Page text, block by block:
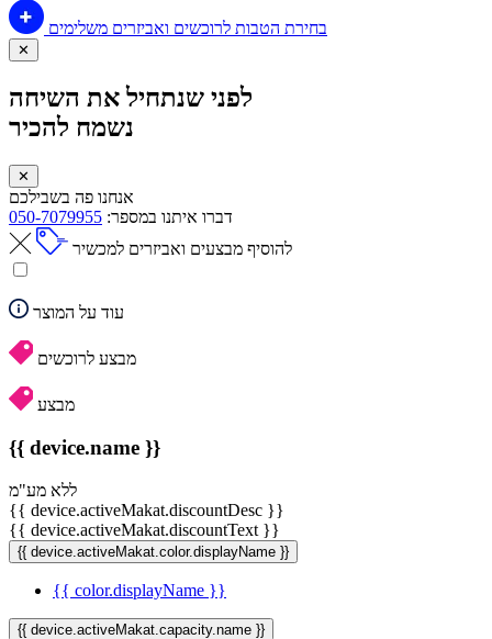
בחירת הטבות לרוכשים ואביזרים משלימים
✕
לפני שנתחיל את השיחה
נשמח להכיר
✕
אנחנו פה בשבילכם
דברו איתנו במספר: 050-7079955
להוסיף מבצעים ואביזרים למכשיר
עוד על המוצר
מבצע לרוכשים
מבצע
{{ device.name }}
ללא מע"מ
{{ device.activeMakat.discountDesc }}
{{ device.activeMakat.discountText }}
{{ device.activeMakat.color.displayName }}
{{ color.displayName }}
{{ device.activeMakat.capacity.name }}